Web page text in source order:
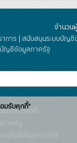
จำนวน
การ | สนับสนุนระบบบัญ
ญชีข้อมูลภาครัฐ
สถิติแห่งชาติ
มรับคุกกี้"